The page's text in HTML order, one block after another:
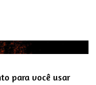
para você usar